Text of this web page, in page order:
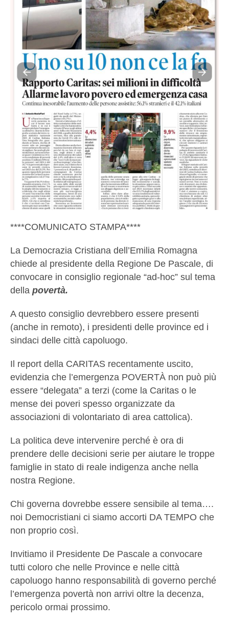
****COMUNICATO STAMPA****
La Democrazia Cristiana dell’Emilia Romagna
chiede al presidente della Regione De Pascale, di
convocare in consiglio regionale “ad-hoc” sul tema
della povertà.
A questo consiglio devrebbero essere presenti
(anche in remoto), i presidenti delle province ed i
sindaci delle città capoluogo.
Il report della CARITAS recentamente uscito,
evidenzia che l’emergenza POVERTÀ non può più
essere “delegata” a terzi (come la Caritas o le
mense dei poveri spesso organizzate da
associazioni di volontariato di area cattolica).
La politica deve intervenire perché è ora di
prendere delle decisioni serie per aiutare le troppe
famiglie in stato di reale indigenza anche nella
nostra Regione.
Chi governa dovrebbe essere sensibile al tema….
noi Democristiani ci siamo accorti DA TEMPO che
non proprio così.
Invitiamo il Presidente De Pascale a convocare
tutti coloro che nelle Province e nelle città
capoluogo hanno responsabilità di governo perché
l’emergenza povertà non arrivi oltre la decenza,
pericolo ormai prossimo.